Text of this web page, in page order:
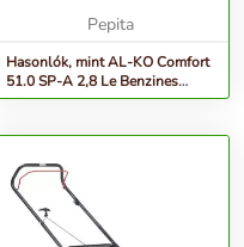
Pepita
Hasonlók, mint AL-KO Comfort
51.0 SP-A 2,8 Le Benzines
Önjárós Fűnyíró, Piros-Fekete